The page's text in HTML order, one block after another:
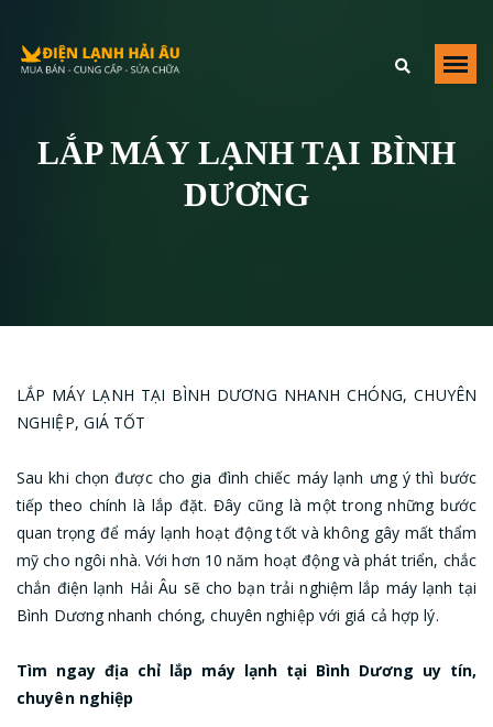
LẮP MÁY LẠNH TẠI BÌNH
DƯƠNG
LẮP MÁY LẠNH TẠI BÌNH DƯƠNG NHANH CHÓNG, CHUYÊN
NGHIỆP, GIÁ TỐT
Sau khi chọn được cho gia đình chiếc máy lạnh ưng ý thì bước
tiếp theo chính là lắp đặt. Đây cũng là một trong những bước
quan trọng để máy lạnh hoạt động tốt và không gây mất thẩm
mỹ cho ngôi nhà. Với hơn 10 năm hoạt động và phát triển, chắc
chắn điện lạnh Hải Âu sẽ cho bạn trải nghiệm lắp máy lạnh tại
Bình Dương nhanh chóng, chuyên nghiệp với giá cả hợp lý.
Tìm ngay địa chỉ lắp máy lạnh tại Bình Dương uy tín,
chuyên nghiệp
duong
Số 40 Đường Số 2, Trường Thọ
+84979209223